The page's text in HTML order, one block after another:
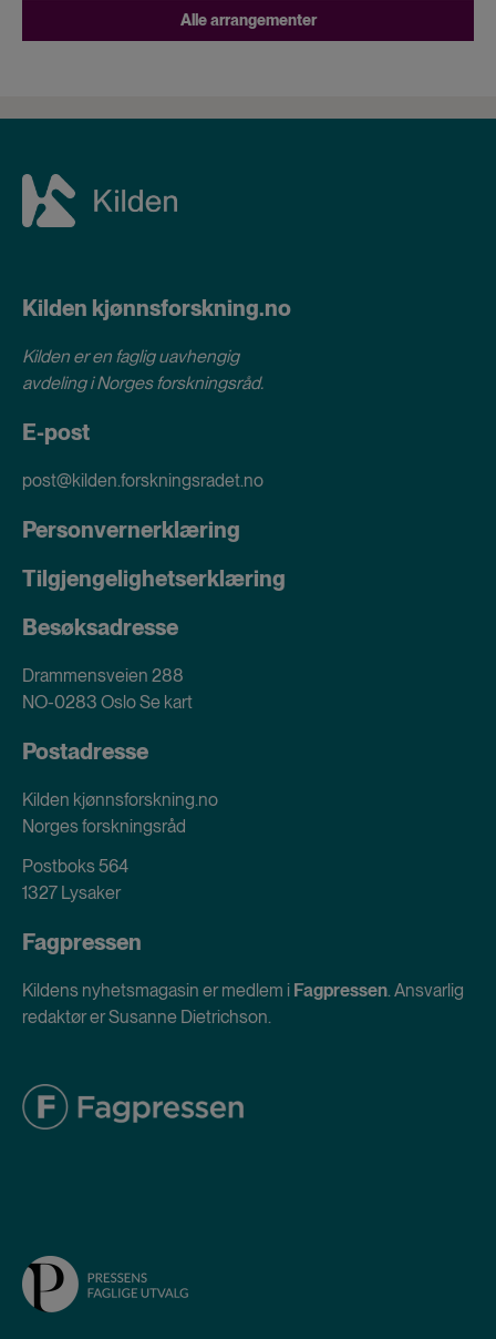
Alle arrangementer
Kilden kjønnsforskning.no
Kilden er en faglig uavhengig
avdeling iNorges forskningsråd.
E-post
post@kilden.forskningsradet.no
Personvernerklæring
Tilgjengelighetserklæring
Besøksadresse
Drammensveien 288
NO-0283 OsloSe kart
Postadresse
Kilden kjønnsforskning.no
Norges forskningsråd
Postboks 564
1327 Lysaker
Fagpressen
Kildens nyhetsmagasin er medlem i Fagpressen. Ansvarlig
redaktør er Susanne Dietrichson.